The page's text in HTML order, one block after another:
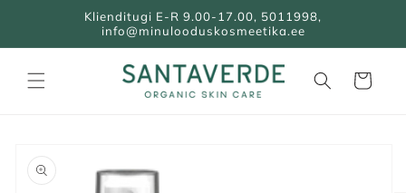
Klienditugi E-R 9.00-17.00, 5011998,
info@minulooduskosmeetika.ee
Ostukorv